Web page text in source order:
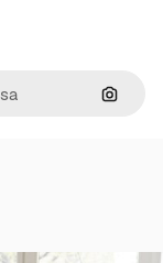
Cerca